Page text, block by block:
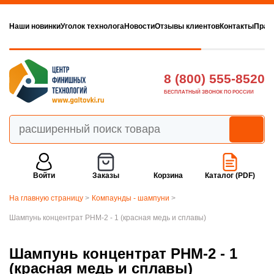
Наши новинкиУголок технологаНовостиОтзывы клиентовКонтакты
8 (800) 555-8520
БЕСПЛАТНЫЙ ЗВОНОК ПО РОССИИ
Войти Заказы Корзина Каталог (PDF)
На главную страницу > Компаунды - шампуни >
Шампунь концентрат PHM-2 - 1 (красная медь и сплавы)
Шампунь концентрат PHM-2 - 1
(красная медь и сплавы)